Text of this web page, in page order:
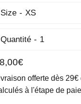
Size
Quantité
offerte dès 29€
à l'étape de